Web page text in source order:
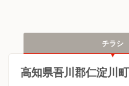
チラシ
高知県吾川郡仁淀川